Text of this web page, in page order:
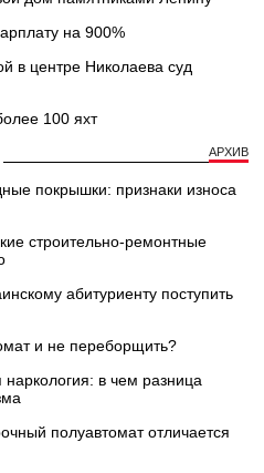
на 900%
в центре Николаева суд
100 яхт
АРХИВ
покрышки: признаки износа
строительно-ремонтные
абитуриенту поступить
и не переборщить?
наркология: в чем разница
полуавтомат отличается